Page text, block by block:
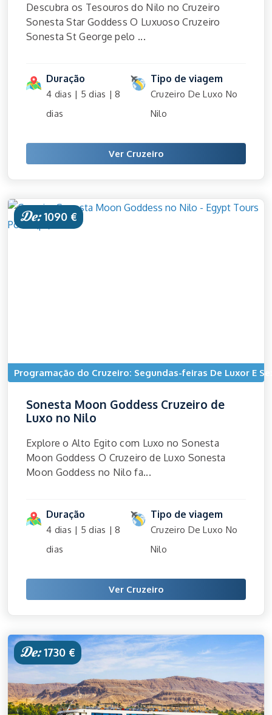
Descubra os Tesouros do Nilo no Cruzeiro
Sonesta Star Goddess O Luxuoso Cruzeiro
Sonesta St George pelo ...
Duração
4 dias | 5 dias | 8
dias
Tipo de viagem
Cruzeiro De Luxo No
Nilo
Ver Cruzeiro
De:1090 €
Programação do Cruzeiro: Segundas-feiras De Luxor E
Sonesta Moon Goddess Cruzeiro de
Luxo no Nilo
Explore o Alto Egito com Luxo no Sonesta
Moon Goddess O Cruzeiro de Luxo Sonesta
Moon Goddess no Nilo fa...
Duração
4 dias | 5 dias | 8
dias
Tipo de viagem
Cruzeiro De Luxo No
Nilo
Ver Cruzeiro
De:1730 €